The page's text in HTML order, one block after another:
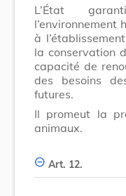
L’État
à
la conservation
capacité de
des besoins
futures.
Il promeut la
animaux.
Art. 12.